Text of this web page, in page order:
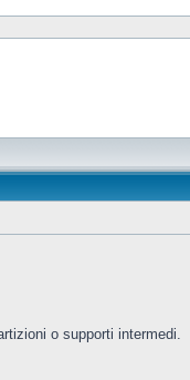
o supporti intermedi.